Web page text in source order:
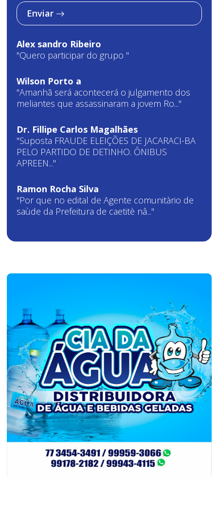
Enviar
Alex sandro Ribeiro
"Quero participar do grupo "
Wilson Porto a
"Amanhã será acontecerá o julgamento dos
meliantes que assassinaram a jovem Ro..."
Dr. Fillipe Carlos Magalhães
"Suposta FRAUDE ELEIÇÕES DE JACARACI-BA
PELO PARTIDO DE DETINHO. ÔNIBUS
APREEN..."
Ramon Rocha Silva
"Por que no edital de Agente comunitàrio de
saùde da Prefeitura de caetitè nâ..."